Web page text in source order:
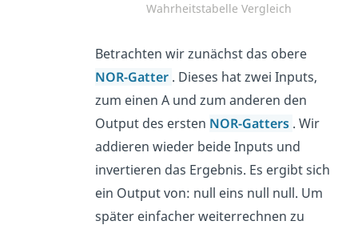
Wahrheitstabelle Vergleich
Betrachten wir zunächst das obere
NOR-Gatter . Dieses hat zwei Inputs,
zum einen A und zum anderen den
Output des ersten NOR-Gatters . Wir
addieren wieder beide Inputs und
invertieren das Ergebnis. Es ergibt sich
ein Output von: null eins null null. Um
später einfacher weiterrechnen zu